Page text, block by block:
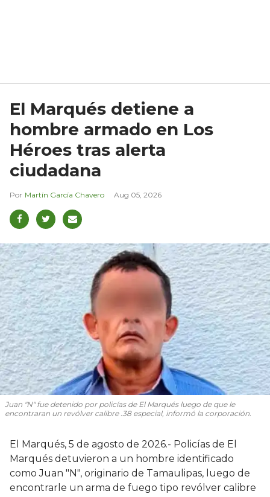
El Marqués detiene a
hombre armado en Los
Héroes tras alerta
ciudadana
Martín García Chavero Aug 05, 2026
Juan "N" fue detenido por policías de El Marqués luego de que le
encontraran un revólver calibre .38 especial, informó la corporación.
El Marqués, 5 de agosto de 2026.- Policías de El
Marqués detuvieron a un hombre identificado
como Juan "N", originario de Tamaulipas, luego de
encontrarle un arma de fuego tipo revólver calibre